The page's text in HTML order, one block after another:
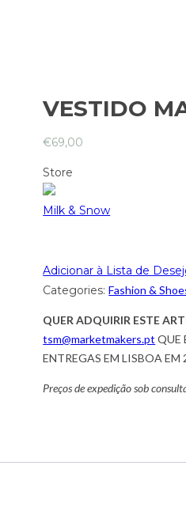
VESTIDO
€69,00
Store
Milk & Snow
Adicionar à Lista de
Categories:Fashion &
QUER ADQUIRIR ESTE
tsm@marketmakers.pt QUE
ENTREGAS EM LISBOA
Preços de expedição sob